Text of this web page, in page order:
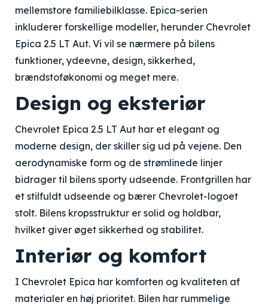
mellemstore familiebilklasse. Epica-serien
inkluderer forskellige modeller, herunder Chevrolet
Epica 2.5 LT Aut. Vi vil se nærmere på bilens
funktioner, ydeevne, design, sikkerhed,
brændstoføkonomi og meget mere.
Design og eksteriør
Chevrolet Epica 2.5 LT Aut har et elegant og
moderne design, der skiller sig ud på vejene. Den
aerodynamiske form og de strømlinede linjer
bidrager til bilens sporty udseende. Frontgrillen har
et stilfuldt udseende og bærer Chevrolet-logoet
stolt. Bilens kropsstruktur er solid og holdbar,
hvilket giver øget sikkerhed og stabilitet.
Interiør og komfort
I Chevrolet Epica har komforten og kvaliteten af
materialer en høj prioritet. Bilen har rummelige